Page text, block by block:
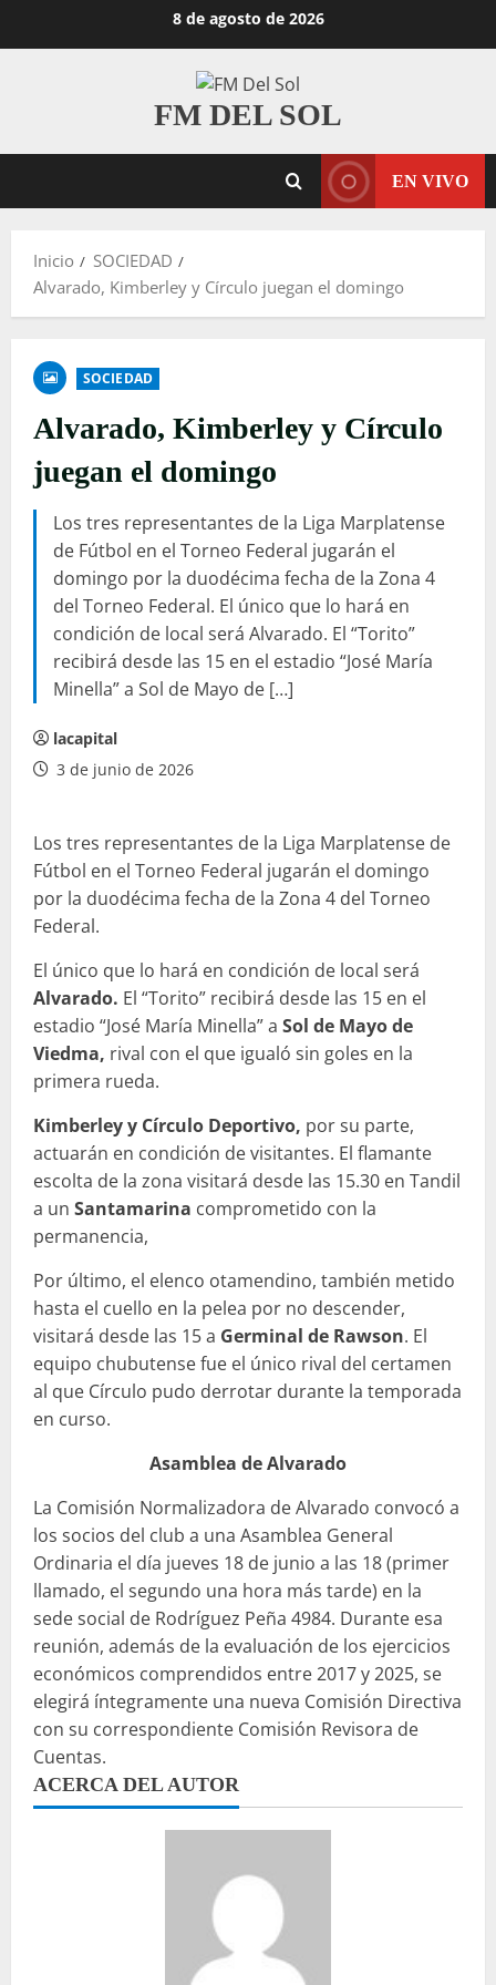
8 de agosto de 2026
FM DEL SOL
EN VIVO
Inicio
SOCIEDAD
Alvarado, Kimberley y Círculo juegan el domingo
SOCIEDAD
Alvarado, Kimberley y Círculo
juegan el domingo
Los tres representantes de la Liga Marplatense
de Fútbol en el Torneo Federal jugarán el
domingo por la duodécima fecha de la Zona 4
del Torneo Federal. El único que lo hará en
condición de local será Alvarado. El “Torito”
recibirá desde las 15 en el estadio “José María
Minella” a Sol de Mayo de […]
lacapital
3 de junio de 2026
Los tres representantes de la Liga Marplatense de
Fútbol en el Torneo Federal jugarán el domingo
por la duodécima fecha de la Zona 4 del Torneo
Federal.
El único que lo hará en condición de local será
Alvarado. El “Torito” recibirá desde las 15 en el
estadio “José María Minella” a Sol de Mayo de
Viedma, rival con el que igualó sin goles en la
primera rueda.
Kimberley y Círculo Deportivo, por su parte,
actuarán en condición de visitantes. El flamante
escolta de la zona visitará desde las 15.30 en Tandil
a un Santamarina comprometido con la
permanencia,
Por último, el elenco otamendino, también metido
hasta el cuello en la pelea por no descender,
visitará desde las 15 a Germinal de Rawson. El
equipo chubutense fue el único rival del certamen
al que Círculo pudo derrotar durante la temporada
en curso.
Asamblea de Alvarado
La Comisión Normalizadora de Alvarado convocó a
los socios del club a una Asamblea General
Ordinaria el día jueves 18 de junio a las 18 (primer
llamado, el segundo una hora más tarde) en la
sede social de Rodríguez Peña 4984. Durante esa
reunión, además de la evaluación de los ejercicios
económicos comprendidos entre 2017 y 2025, se
elegirá íntegramente una nueva Comisión Directiva
con su correspondiente Comisión Revisora de
Cuentas.
ACERCA DEL AUTOR